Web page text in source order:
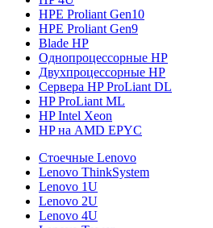
HPE Proliant Gen10
HPE Proliant Gen9
Blade HP
Однопроцессорные HP
Двухпроцессорные HP
Сервера HP ProLiant DL
HP ProLiant ML
HP Intel Xeon
HP на AMD EPYC
Стоечные Lenovo
Lenovo ThinkSystem
Lenovo 1U
Lenovo 2U
Lenovo 4U